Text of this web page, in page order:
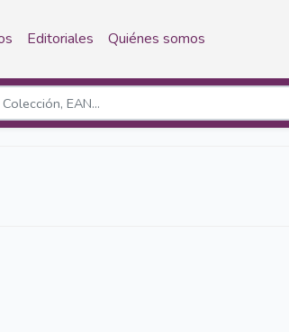
Editoriales Quiénes somos